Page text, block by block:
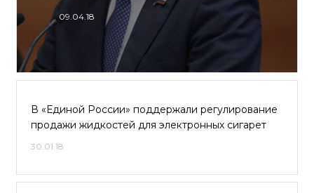
09.04.18
В «Единой России» поддержали регулирование
продажи жидкостей для электронных сигарет
30.01.18